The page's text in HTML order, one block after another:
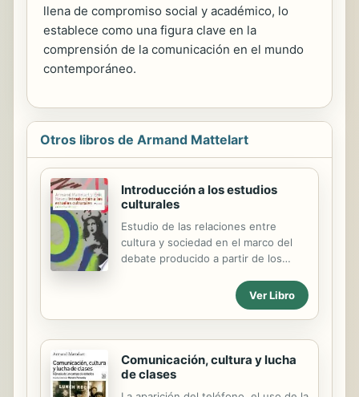
llena de compromiso social y académico, lo
establece como una figura clave en la
comprensión de la comunicación en el mundo
contemporáneo.
Otros libros de Armand Mattelart
Introducción a los estudios
culturales
Estudio de las relaciones entre
cultura y sociedad en el marco del
debate producido a partir de los
medios de comunicación de masas y
a las clases populares la misma
atención hasta el momento
reservada a la cultura erudita,
difuminando las fronteras entre
disciplinas académicas y
Ver Libro
Comunicación, cultura y lucha
de clases